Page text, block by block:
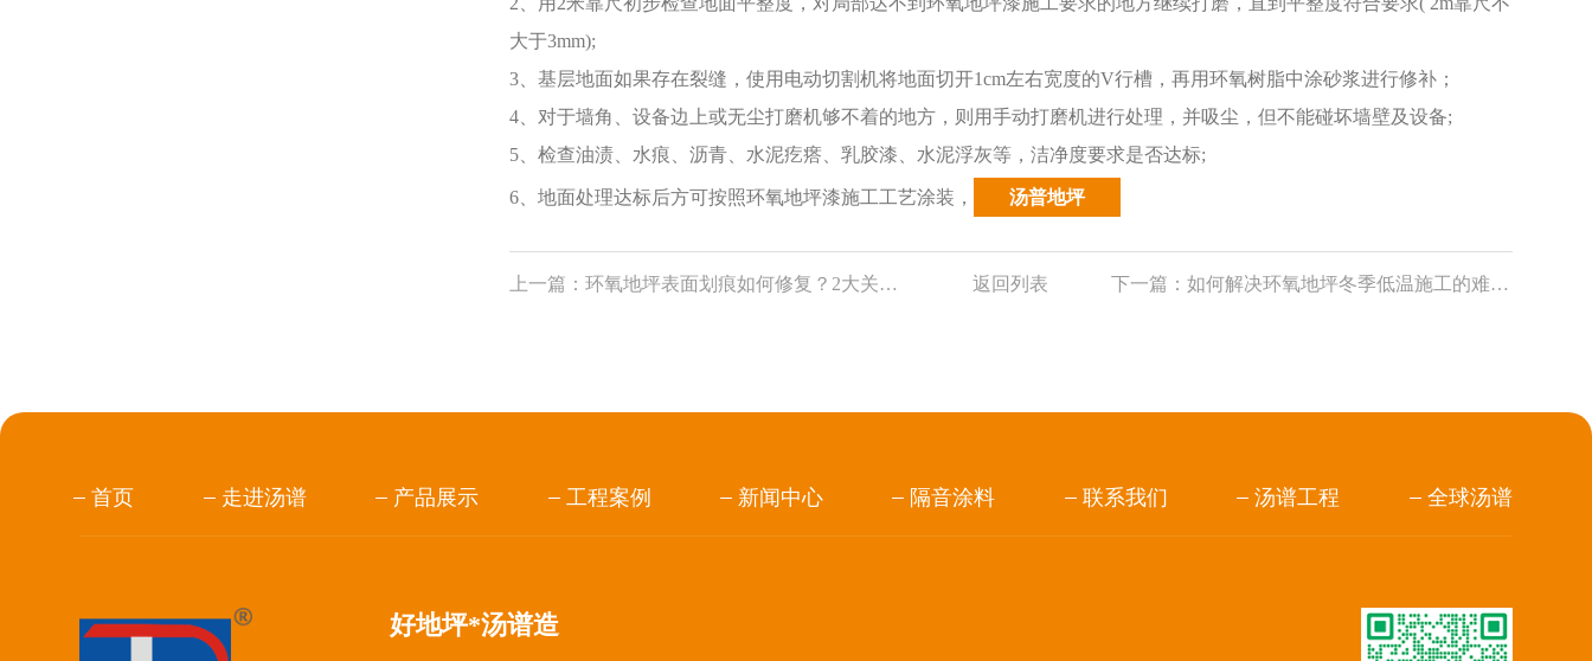
大于3mm);
3、基层地面如果存在裂缝，使用电动切割机将地面切开1cm左右宽度的V行槽，再用环氧树脂中涂砂浆进行修补；
4、对于墙角、设备边上或无尘打磨机够不着的地方，则用手动打磨机进行处理，并吸尘，但不能碰坏墙壁及设备;
5、检查油渍、水痕、沥青、水泥疙瘩、乳胶漆、水泥浮灰等，洁净度要求是否达标;
6、地面处理达标后方可按照环氧地坪漆施工工艺涂装 ， 汤普地坪
上一篇：环氧地坪表面划痕如何修复？2大关键点不可忽视！ 返回列表 下一篇：如何解决环氧地坪冬季低温施工的难点?
首页 走进汤谱 产品展示 工程案例 新闻中心 隔音涂料 联系我们 汤谱工程 全球汤谱
好地坪*汤谱造